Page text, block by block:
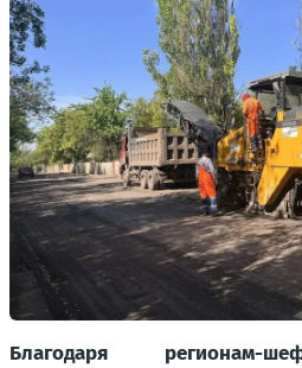
Благодаря регионам-